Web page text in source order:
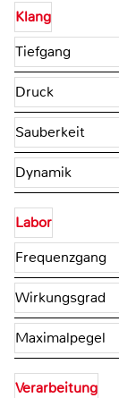
Klang
Tiefgang
Druck
Sauberkeit
Dynamik
Labor
Frequenzgang
Wirkungsgrad
Maximalpegel
Verarbeitung